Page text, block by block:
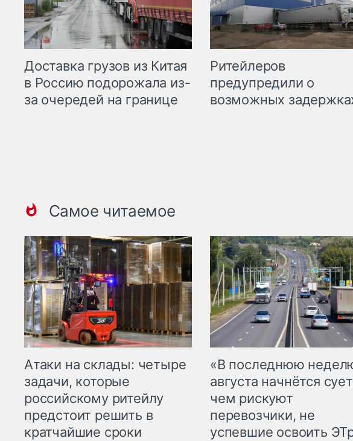
Доставка грузов из Китая
в Россию подорожала из-
за очередей на границе
Ритейлеров
предупредили о
возможных
Самое читаемое
Атаки на склады: четыре
задачи, которые
российскому ритейлу
предстоит решить в
кратчайшие сроки
«В последнюю
августа начнётся
чем рискуют
перевозчики, не
успевшие освоить